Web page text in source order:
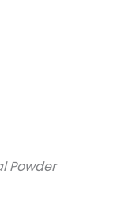
Powder